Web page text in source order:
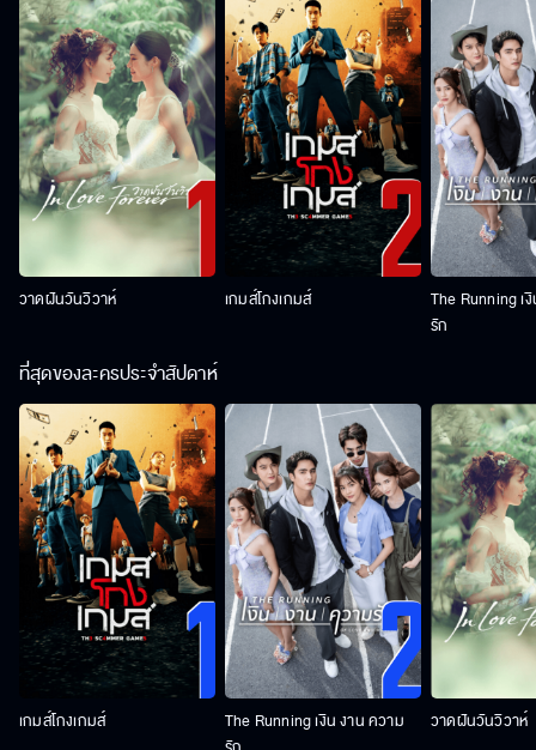
วาดฝันวันวิวาห์ เกมส์โกงเกมส์
The Running เ
รัก
ที่สุดของละครประจำสัปดาห์
เกมส์โกงเกมส์
The Running เงิน งาน ความ
วาดฝันวันวิวาห์